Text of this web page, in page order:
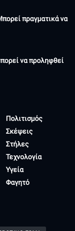
πραγματικά να
να προληφθεί
Πολιτισμός
Σκέψεις
Στήλες
Τεχνολογία
Υγεία
Φαγητό